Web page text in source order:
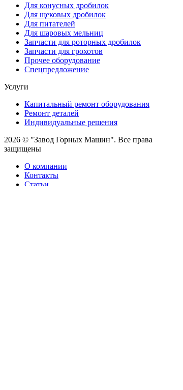
Для конусных дробилок
Для щековых дробилок
Для питателей
Для шаровых мельниц
Запчасти для роторных дробилок
Запчасти для грохотов
Прочее оборудование
Спецпредложение
Услуги
Капитальный ремонт оборудования
Ремонт деталей
Индивидуальные решения
2026 © "Завод Горных Машин". Все права
защищены
О компании
Контакты
Статьи